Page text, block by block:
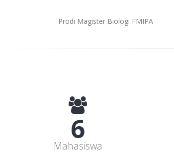
Prodi Magister Biologi FMIPA
7
Mahasiswa